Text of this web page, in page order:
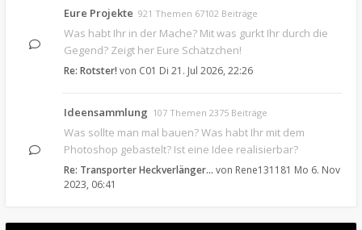
Eure Projekte 921 Themen 67102 Beiträge
Was habt Ihr in der Mache? Mit was gurkt Ihr durch die
Gegend? Zeigt her Eure Schätzchen!
Re: Rotster! von C01 Di 21. Jul 2026, 22:26
Ideensammlung 107 Themen 2375 Beiträge
Was sollte man mal bauen? Was habt Ihr mit dem
Photoshop gebastelt? Ist eine Idee realisierbar?
Re: Transporter Heckverlänger… von Rene131181 Mo 6. Nov
2023, 06:41